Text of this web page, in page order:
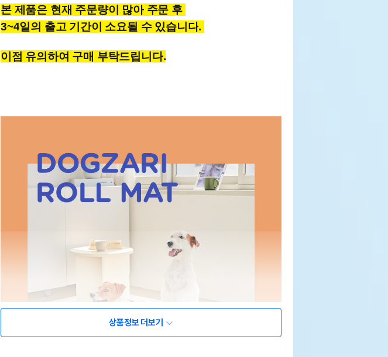
본 제품은 현재 주문량이 많아 주문 후
3~4일의 출고 기간이 소요될 수 있습니다.
이점 유의하여 구매 부탁드립니다.
상품정보 더보기